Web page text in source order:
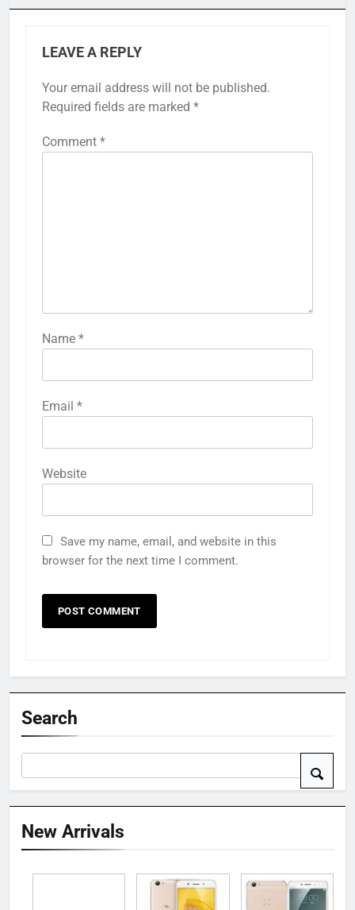
LEAVE A REPLY
Your email address will not be published.
Required fields are marked *
Comment *
Name *
Email *
Website
Save my name, email, and website in this
browser for the next time I comment.
Search
New Arrivals